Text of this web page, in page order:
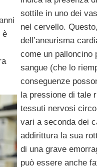
è
sottile in uno dei
nel cervello.
dell’aneurisma
come un palloncino
sangue (che lo
conseguenze
la pressione di tale
tessuti nervosi
vari a seconda dei
addirittura la sua
di una grave
può essere anche